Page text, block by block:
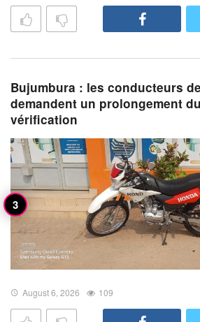
Bujumbura : les conducteurs
demandent un prolongement
vérification
August 6, 2026 109